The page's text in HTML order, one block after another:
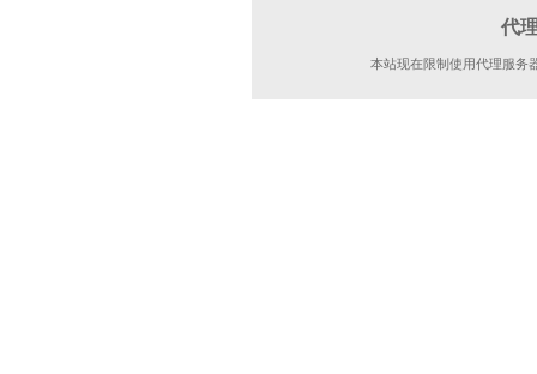
代
本站现在限制使用代理服务